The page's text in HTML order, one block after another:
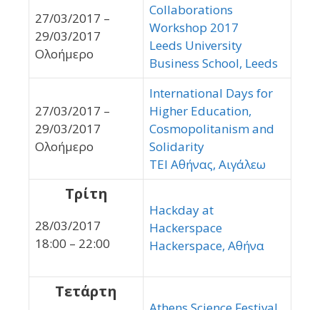
27/03/2017 –
29/03/2017
Ολοήμερο
Collaborations
Workshop 2017
Leeds University
Business School, Leeds
27/03/2017 –
29/03/2017
Ολοήμερο
International Days for
Higher Education,
Cosmopolitanism and
Solidarity
ΤΕΙ Αθήνας, Αιγάλεω
Τρίτη
28/03/2017
18:00 – 22:00
Hackday at
Hackerspace
Hackerspace, Αθήνα
Τετάρτη